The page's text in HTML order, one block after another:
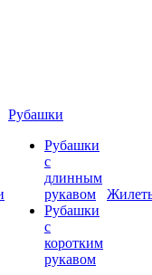
Рубашки
Рубашки
с
длинным
рукавом
Рубашки
с
коротким
рукавом